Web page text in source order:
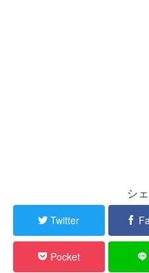
シ
Twitter
Pocket